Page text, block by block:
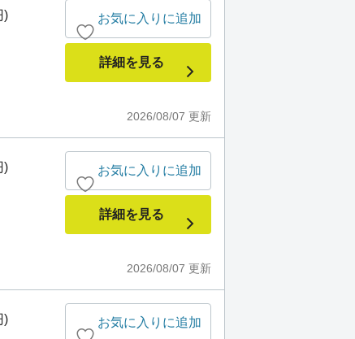
)
2026/08/07 更新
お気に入りに追加
詳細を見る
)
2026/08/07 更新
お気に入りに追加
詳細を見る
)
お気に入りに追加